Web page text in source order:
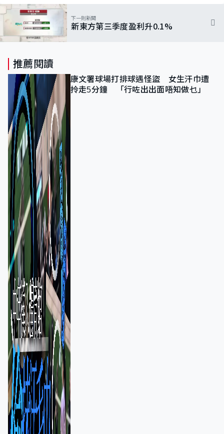
下一則新聞
新東方第三季度盈利升0.1%
推薦閱讀
康文署球場打排球遇怪盜 女生汗巾遭
拎走5分鐘 「行咗出出面唔知做乜」